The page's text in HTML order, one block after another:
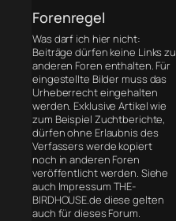
Forenregel
Was darf ich hier nicht:
Beiträge dürfen keine Links zu
anderen Foren enthalten. Für
eingestellte Bilder muss das
Urheberrecht eingehalten
werden. Exklusive Artikel wie
zum Beispiel Zuchtberichte,
dürfen ohne Erlaubnis des
Verfassers werde kopiert
noch in anderen Foren
veröffentlicht werden. Siehe
auch Impressum THE-
BIRDHOUSE.de diese gelten
auch für dieses Forum.